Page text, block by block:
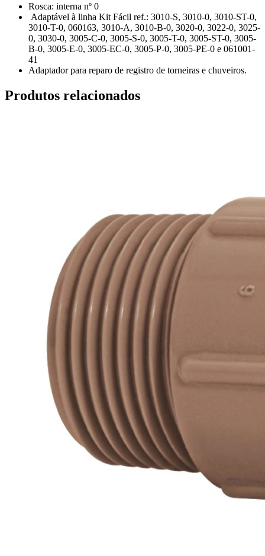
Rosca: interna nº 0
Adaptável à linha Kit Fácil ref.: 3010-S, 3010-0, 3010-ST-0,
3010-T-0, 060163, 3010-A, 3010-B-0, 3020-0, 3022-0, 3025-
0, 3030-0, 3005-C-0, 3005-S-0, 3005-T-0, 3005-ST-0, 3005-
B-0, 3005-E-0, 3005-EC-0, 3005-P-0, 3005-PE-0 e 061001-
41
Adaptador para reparo de registro de torneiras e chuveiros.
Produtos relacionados